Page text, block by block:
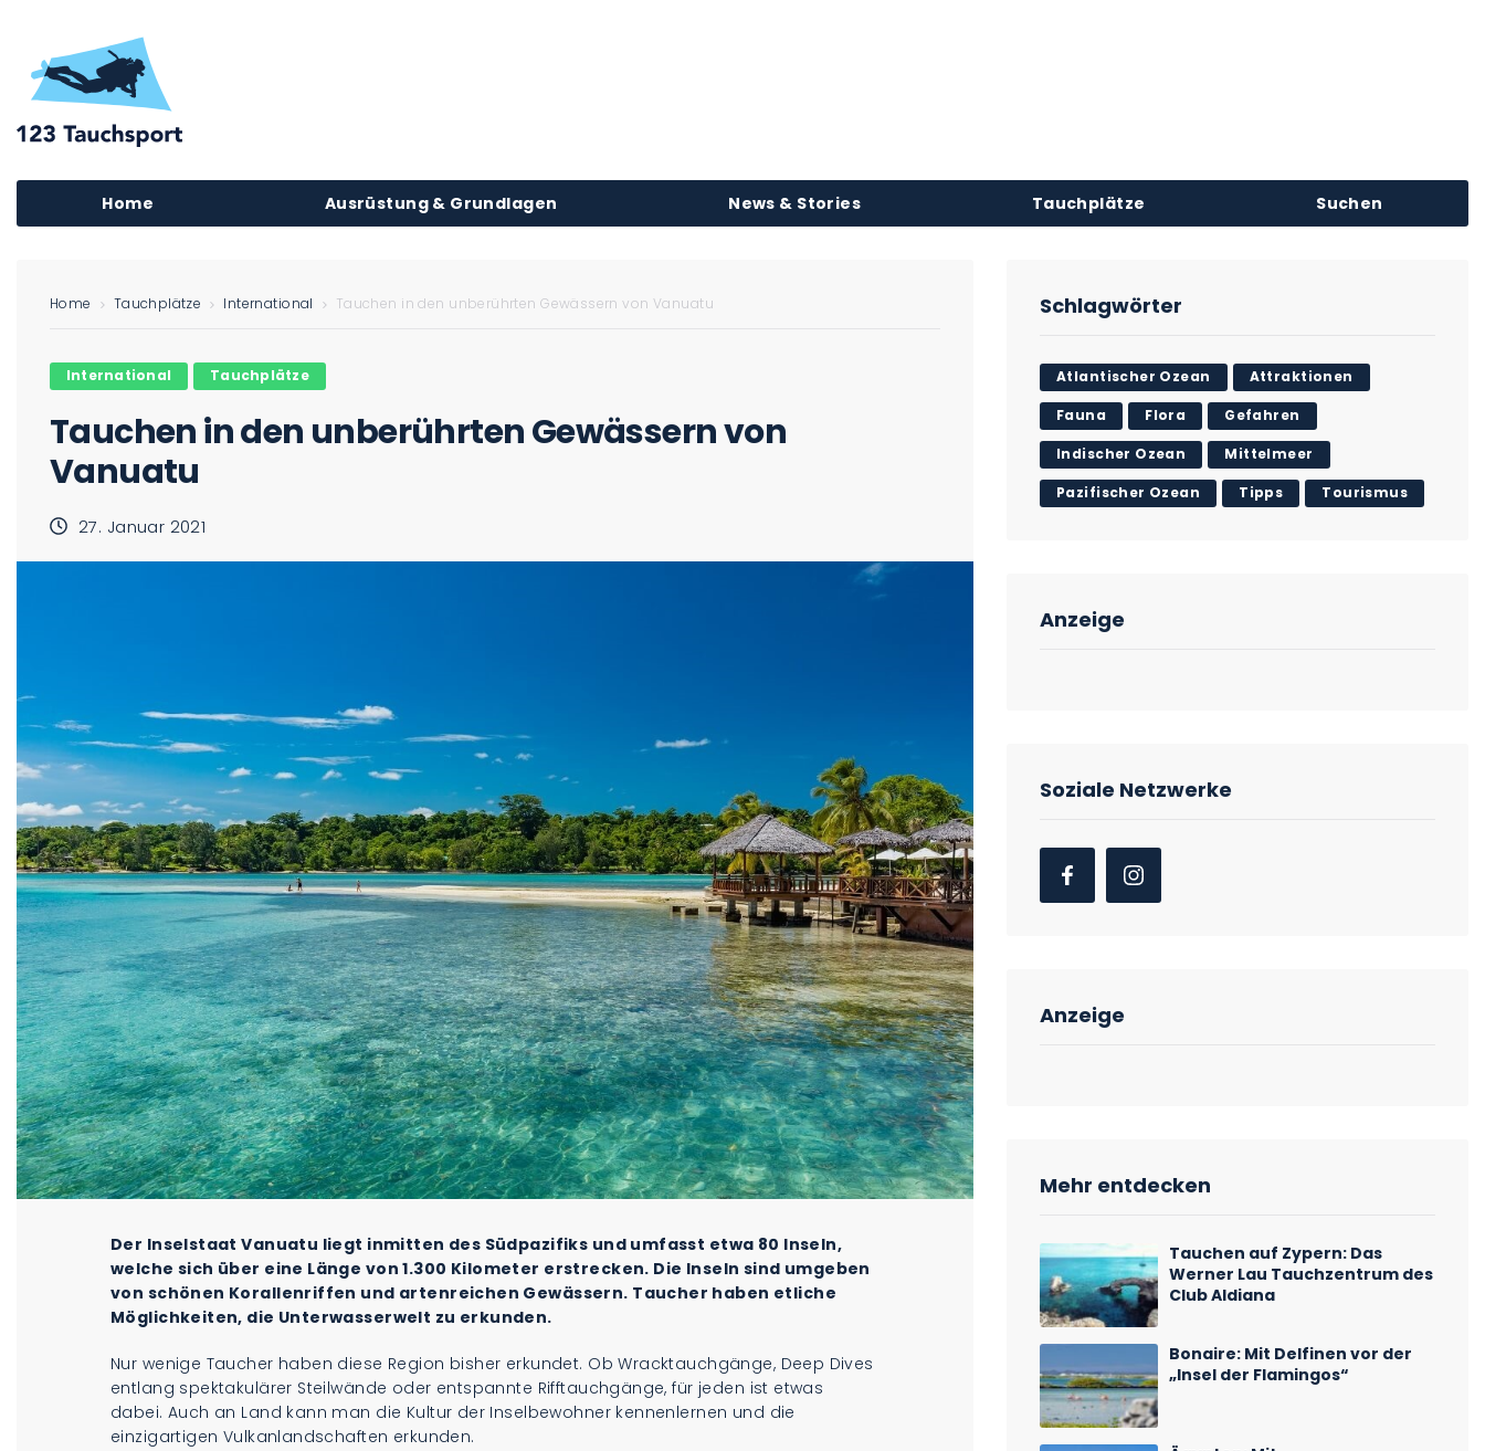
Home Ausrüstung & Grundlagen News & Stories Tauchplätze Suchen
Home Tauchplätze International Tauchen in den unberührten Gewässern von Vanuatu
International Tauchplätze
Tauchen in den unberührten Gewässern von
Vanuatu
27. Januar 2021
Der Inselstaat Vanuatu liegt inmitten des Südpazifiks und umfasst etwa 80 Inseln,
welche sich über eine Länge von 1.300 Kilometer erstrecken. Die Inseln sind umgeben
von schönen Korallenriffen und artenreichen Gewässern. Taucher haben etliche
Möglichkeiten, die Unterwasserwelt zu erkunden.
Nur wenige Taucher haben diese Region bisher erkundet. Ob Wracktauchgänge, Deep Dives
entlang spektakulärer Steilwände oder entspannte Rifftauchgänge, für jeden ist etwas
dabei. Auch an Land kann man die Kultur der Inselbewohner kennenlernen und die
einzigartigen Vulkanlandschaften erkunden.
Schlagwörter
Atlantischer Ozean Attraktionen
Fauna Flora Gefahren
Indischer Ozean Mittelmeer
Pazifischer Ozean Tipps Tourismus
Anzeige
Soziale Netzwerke
Anzeige
Mehr entdecken
Tauchen auf Zypern: Das
Werner Lau Tauchzentrum des
Club Aldiana
Bonaire: Mit Delfinen vor der
„Insel der Flamingos“